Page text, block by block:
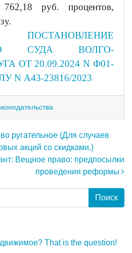
руб. процентов,
ПОСТАНОВЛЕНИЕ
СУДА ВОЛГО-
ОТ 20.09.2024 N Ф01-
N А43-23816/2023
записям
ругательное (Для случаев
акций со скидками.)
Вещное право: предпосылки
проведения реформы
That is the question!